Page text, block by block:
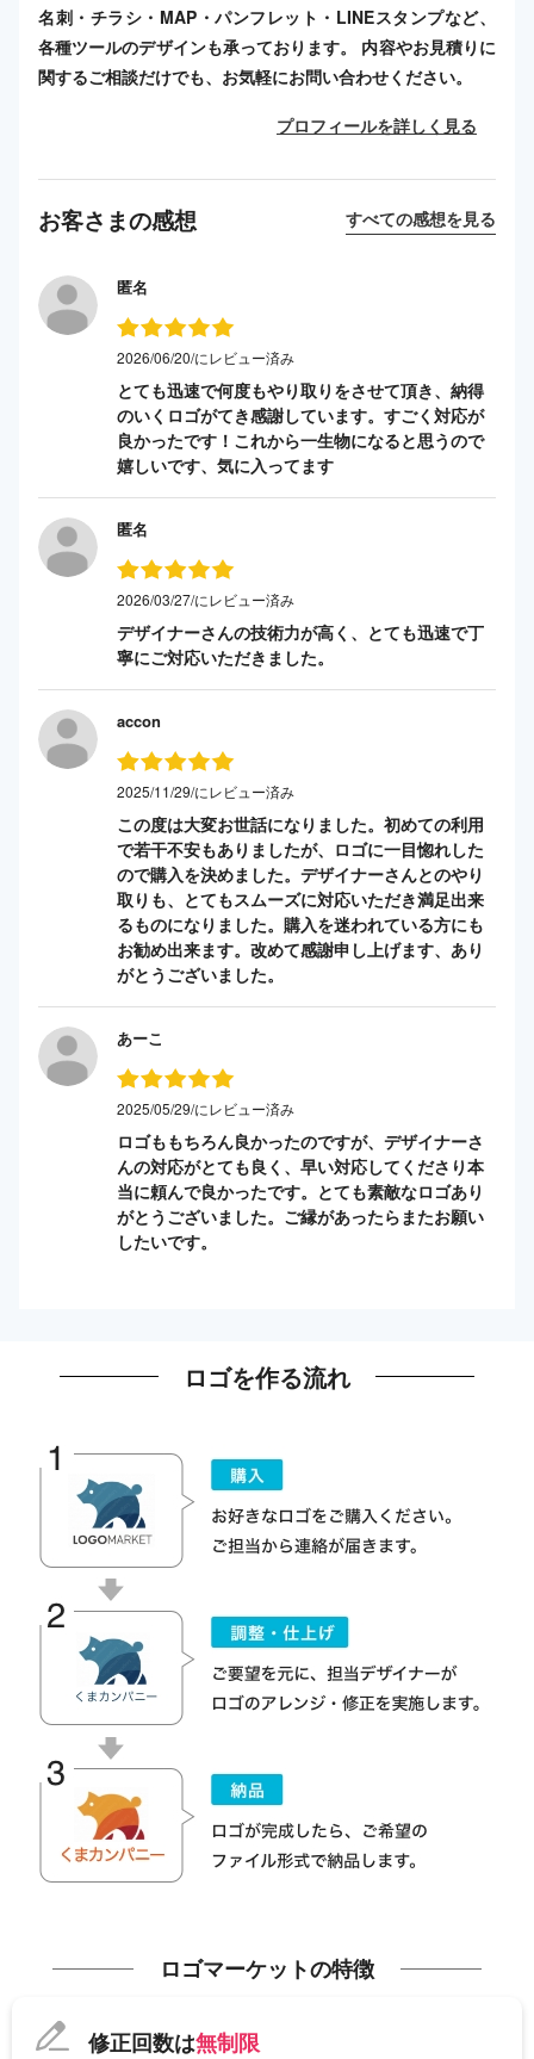
名刺・チラシ・MAP・パンフレット・LINEスタンプなど、
各種ツールのデザインも承っております。 内容やお見積りに
関するご相談だけでも、お気軽にお問い合わせください。
プロフィールを詳しく見る
お客さまの感想 すべての感想を見る
匿名
2026/06/20/にレビュー済み
とても迅速で何度もやり取りをさせて頂き、納得
のいくロゴがてき感謝しています。すごく対応が
良かったです！これから一生物になると思うので
嬉しいです、気に入ってます
匿名
2026/03/27/にレビュー済み
デザイナーさんの技術力が高く、とても迅速で丁
寧にご対応いただきました。
accon
2025/11/29/にレビュー済み
この度は大変お世話になりました。初めての利用
で若干不安もありましたが、ロゴに一目惚れした
ので購入を決めました。デザイナーさんとのやり
取りも、とてもスムーズに対応いただき満足出来
るものになりました。購入を迷われている方にも
お勧め出来ます。改めて感謝申し上げます、あり
がとうございました。
あーこ
2025/05/29/にレビュー済み
ロゴももちろん良かったのですが、デザイナーさ
んの対応がとても良く、早い対応してくださり本
当に頼んで良かったです。とても素敵なロゴあり
がとうございました。ご縁があったらまたお願い
したいです。
ロゴを作る流れ
ロゴマーケットの特徴
修正回数は無制限